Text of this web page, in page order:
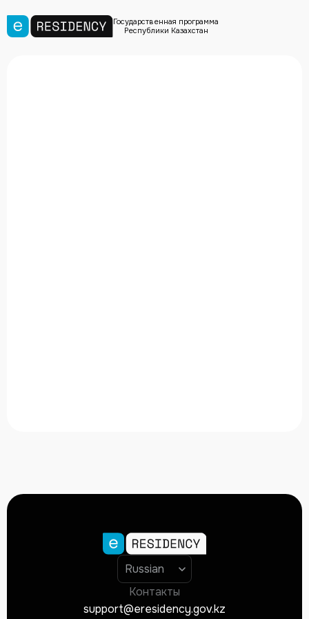
Государственная программа
Республики Казахстан
Контакты
support@eresidency.gov.kz